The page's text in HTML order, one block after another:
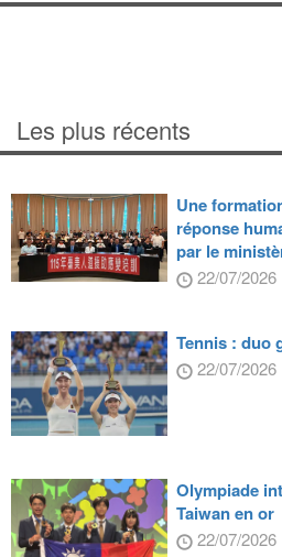
Les plus récents
Une
réponse
par le
22/07/2026
Tennis : duo
22/07/2026
Olympiade
Taiwan en or
22/07/2026